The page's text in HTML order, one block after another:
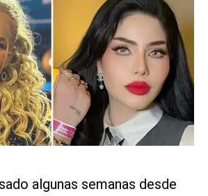
algunas semanas desde